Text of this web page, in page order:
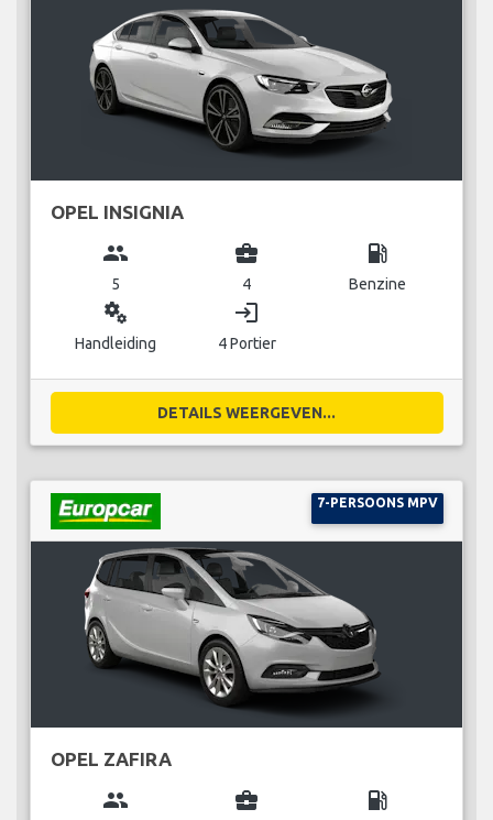
OPEL INSIGNIA
group
5
business_center
4
local_gas_station
Benzine
miscellaneous_services
Handleiding
login
4 Portier
DETAILS WEERGEVEN...
7-PERSOONS MPV
OPEL ZAFIRA
group business_center local_gas_station